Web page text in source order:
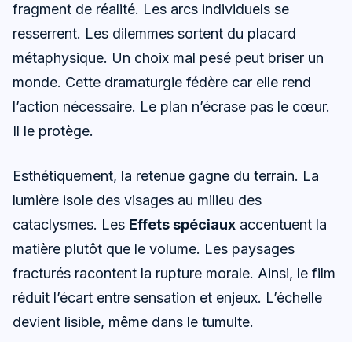
fragment de réalité. Les arcs individuels se
resserrent. Les dilemmes sortent du placard
métaphysique. Un choix mal pesé peut briser un
monde. Cette dramaturgie fédère car elle rend
l’action nécessaire. Le plan n’écrase pas le cœur.
Il le protège.
Esthétiquement, la retenue gagne du terrain. La
lumière isole des visages au milieu des
cataclysmes. Les Effets spéciaux accentuent la
matière plutôt que le volume. Les paysages
fracturés racontent la rupture morale. Ainsi, le film
réduit l’écart entre sensation et enjeux. L’échelle
devient lisible, même dans le tumulte.